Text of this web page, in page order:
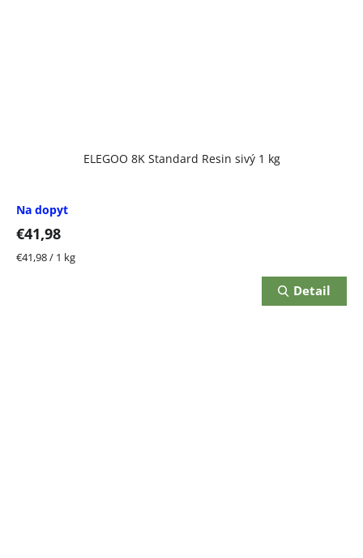
ELEGOO 8K Standard Resin sivý 1 kg
Na dopyt
€41,98
Jednotková
€41,98 / 1 kg
Detail